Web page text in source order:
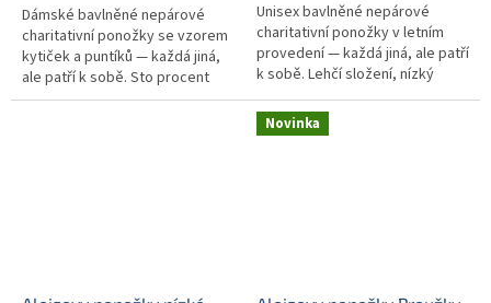
Dámské bavlněné nepárové
charitativní ponožky se vzorem
kytiček a puntíků — každá jiná,
ale patří k sobě. Sto procent
výtěžku pomáhá rodinám, do
Unisex bavlněné nepárové
charitativní ponožky v letním
provedení — každá jiná, ale patří
k sobě. Lehčí složení, nízký
střih, do každé letní obuvi. Sto
procent výtěžku pomáhá...
Novinka